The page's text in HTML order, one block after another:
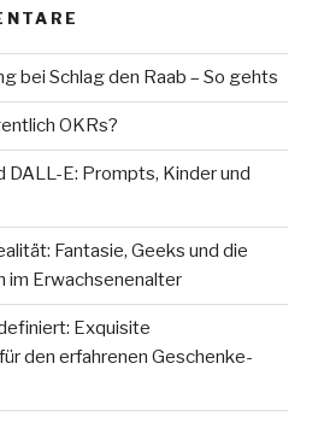
bei Schlag den Raab – So gehts
OKRs?
DALL-E: Prompts, Kinder und
Fantasie, Geeks und die
im Erwachsenenalter
Exquisite
den erfahrenen Geschenke-